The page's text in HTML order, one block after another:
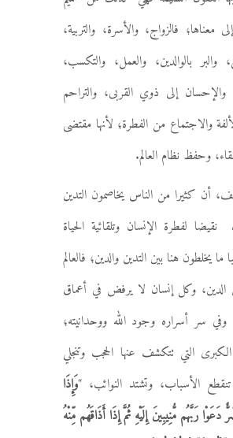
معناها؛ فالزواج، والأسرة، والتربية،
والبر بالوالدين، والعمل، والتكسب،
والإحسان إلى ذوي القربى، والتراحم
والاجتماع من الفطرة؛ لأنها مقتضى
وحفظ نظام العالم.
أن كثيرا من الناس يخاصمون التدين
نقيضا لفطرة الإنسان وتلقائية الحياة
ما يخلطون هنا بين التدين والدين؛ فالعالم
وكل إنسان لا يرفض في أعماق
وفي سر أسراره وجود الله ووحدانيته؛
التي تتكشف عنها الحجب وتنجلي
الأسباب، وتشتد النوائب، “وَإِذَا
رَبَّهُم مُّنِيبِينَ إِلَيْهِ ثُمَّ إِذَا أَذَاقَهُم مِّنْهُ